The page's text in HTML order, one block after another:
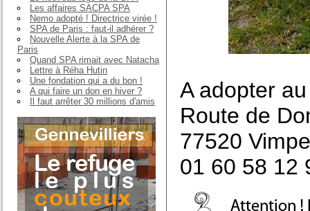
Les affaires SACPA SPA
Nemo adopté ! Directrice virée !
SPA de Paris : faut-il adhérer ?
Nouvelle Alerte à la SPA de
Paris
Quand SPA rimait avec Natacha
Lettre à Réha Hutin
Une fondation qui a du bon !
A qui faire un don en hiver ?
Il faut arrêter 30 millions d'amis
A adopter
Route de
77520
01 60 58 12